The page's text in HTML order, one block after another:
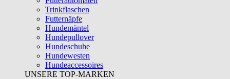
Trinkflaschen
Futternäpfe
Hundemäntel
Hundepullover
Hundeschuhe
Hundewesten
Hundeaccessoires
UNSERE TOP-MARKEN